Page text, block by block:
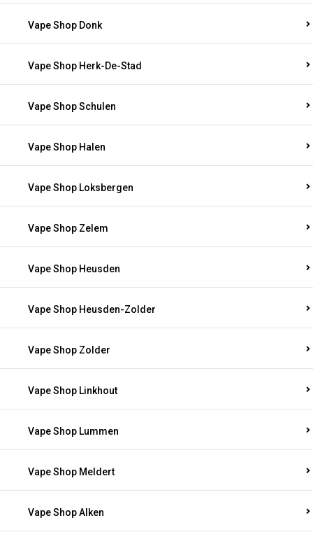
Vape Shop Donk
Vape Shop Herk-De-Stad
Vape Shop Schulen
Vape Shop Halen
Vape Shop Loksbergen
Vape Shop Zelem
Vape Shop Heusden
Vape Shop Heusden-Zolder
Vape Shop Zolder
Vape Shop Linkhout
Vape Shop Lummen
Vape Shop Meldert
Vape Shop Alken